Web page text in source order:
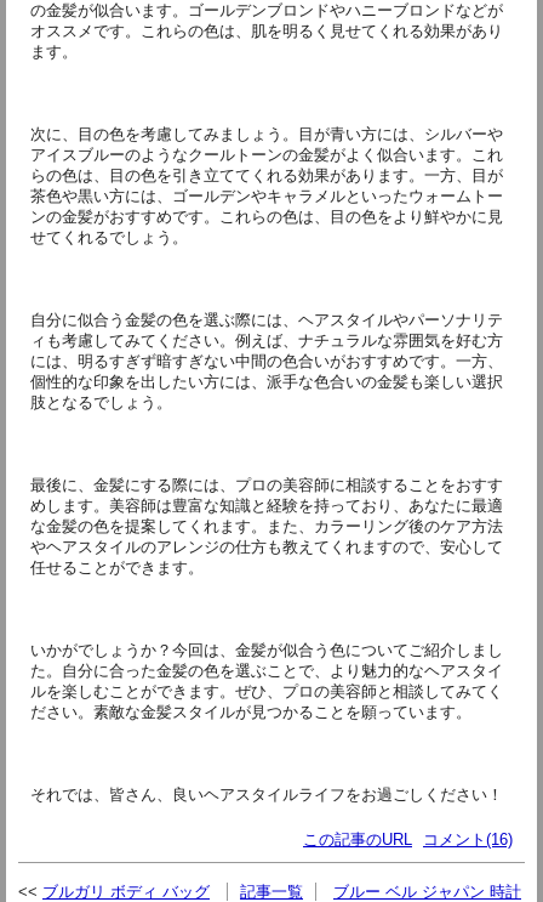
の金髪が似合います。ゴールデンブロンドやハニーブロンドなどが
オススメです。これらの色は、肌を明るく見せてくれる効果があり
ます。
次に、目の色を考慮してみましょう。目が青い方には、シルバーや
アイスブルーのようなクールトーンの金髪がよく似合います。これ
らの色は、目の色を引き立ててくれる効果があります。一方、目が
茶色や黒い方には、ゴールデンやキャラメルといったウォームトー
ンの金髪がおすすめです。これらの色は、目の色をより鮮やかに見
せてくれるでしょう。
自分に似合う金髪の色を選ぶ際には、ヘアスタイルやパーソナリテ
ィも考慮してみてください。例えば、ナチュラルな雰囲気を好む方
には、明るすぎず暗すぎない中間の色合いがおすすめです。一方、
個性的な印象を出したい方には、派手な色合いの金髪も楽しい選択
肢となるでしょう。
最後に、金髪にする際には、プロの美容師に相談することをおすす
めします。美容師は豊富な知識と経験を持っており、あなたに最適
な金髪の色を提案してくれます。また、カラーリング後のケア方法
やヘアスタイルのアレンジの仕方も教えてくれますので、安心して
任せることができます。
いかがでしょうか？今回は、金髪が似合う色についてご紹介しまし
た。自分に合った金髪の色を選ぶことで、より魅力的なヘアスタイ
ルを楽しむことができます。ぜひ、プロの美容師と相談してみてく
ださい。素敵な金髪スタイルが見つかることを願っています。
それでは、皆さん、良いヘアスタイルライフをお過ごしください！
この記事のURL コメント(16)
ブルガリ ボディ バッグ 記事一覧 ブルー ベル ジャパン 時計